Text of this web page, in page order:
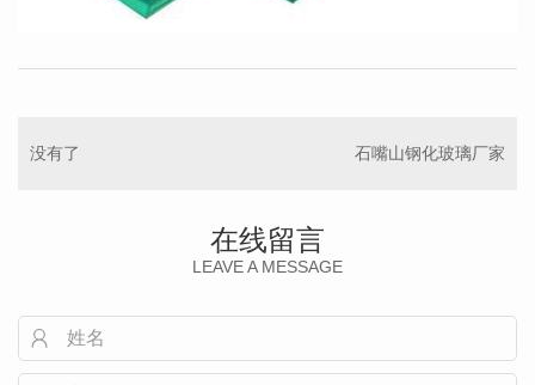
没有了 石嘴山钢化玻璃厂家
在线留言
LEAVE A MESSAGE